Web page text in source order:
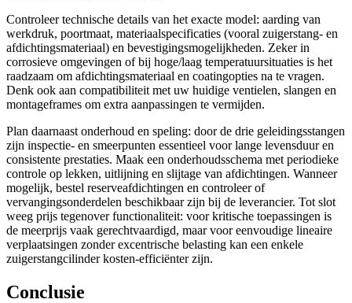
Controleer technische details van het exacte model: aarding van
werkdruk, poortmaat, materiaalspecificaties (vooral zuigerstang- en
afdichtingsmateriaal) en bevestigingsmogelijkheden. Zeker in
corrosieve omgevingen of bij hoge/laag temperatuursituaties is het
raadzaam om afdichtingsmateriaal en coatingopties na te vragen.
Denk ook aan compatibiliteit met uw huidige ventielen, slangen en
montageframes om extra aanpassingen te vermijden.
Plan daarnaast onderhoud en speling: door de drie geleidingsstangen
zijn inspectie- en smeerpunten essentieel voor lange levensduur en
consistente prestaties. Maak een onderhoudsschema met periodieke
controle op lekken, uitlijning en slijtage van afdichtingen. Wanneer
mogelijk, bestel reserveafdichtingen en controleer of
vervangingsonderdelen beschikbaar zijn bij de leverancier. Tot slot
weeg prijs tegenover functionaliteit: voor kritische toepassingen is
de meerprijs vaak gerechtvaardigd, maar voor eenvoudige lineaire
verplaatsingen zonder excentrische belasting kan een enkele
zuigerstangcilinder kosten-efficiënter zijn.
Conclusie